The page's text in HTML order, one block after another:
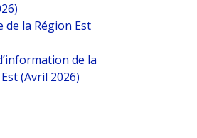
de la Région Est
de la
(Avril 2026)